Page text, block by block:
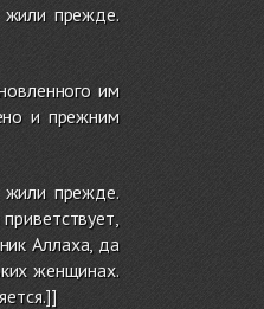
жили прежде.
им
и прежним
жили прежде.
Аллаха, да
женщинах.